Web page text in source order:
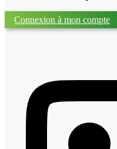
Connexion à mon compte